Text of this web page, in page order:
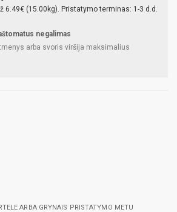
6.49€ (15.00kg). Pristatymo terminas: 1-3 d.d.
negalimas
arba svoris viršija maksimalius
ARBA GRYNAIS PRISTATYMO METU